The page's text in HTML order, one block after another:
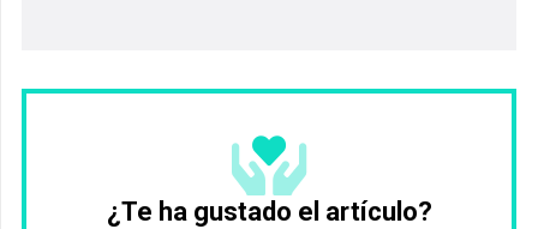
¿Te ha gustado el artículo?